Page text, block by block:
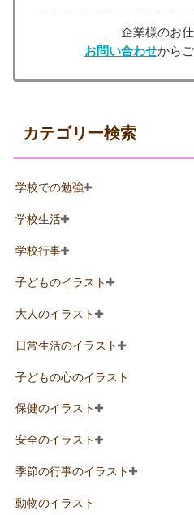
企業様のお
お問い合わせから
カテゴリー検索
学校での勉強
学校生活
学校行事
子どものイラスト
大人のイラスト
日常生活のイラスト
子どもの心のイラスト
保健のイラスト
安全のイラスト
季節の行事のイラスト
動物のイラスト